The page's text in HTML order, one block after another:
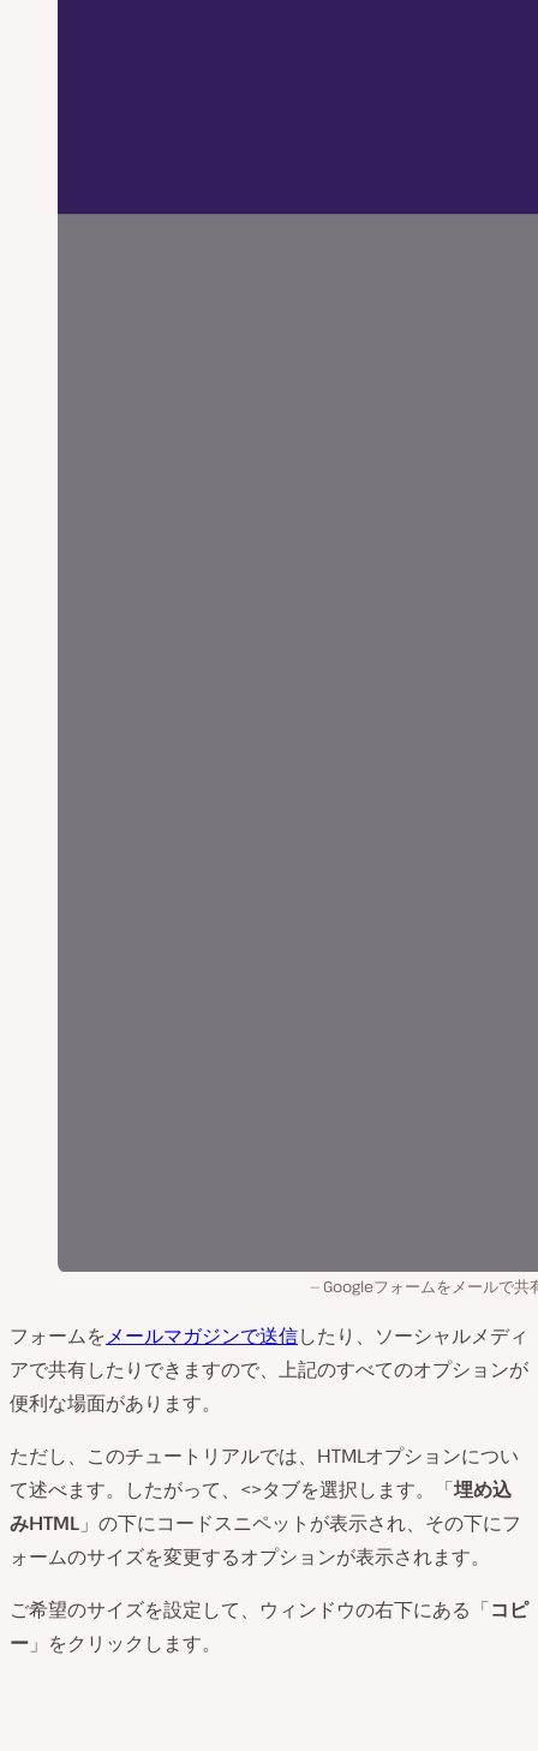
Googleフォームをメールで共
フォームをメールマガジンで送信したり、ソーシャルメディ
アで共有したりできますので、上記のすべてのオプションが
便利な場面があります。
ただし、このチュートリアルでは、HTMLオプションについ
て述べます。したがって、<>タブを選択します。「埋め込
みHTML 」の下にコードスニペットが表示され、その下にフ
ォームのサイズを変更するオプションが表示されます。
ご希望のサイズを設定して、ウィンドウの右下にある「コピ
ー 」をクリックします。